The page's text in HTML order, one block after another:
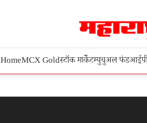
HomeMCX Goldस्टॉक मार्केटम्युचुअल फंड